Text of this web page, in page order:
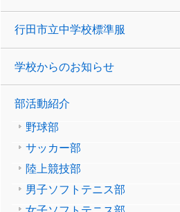
行田市立中学校標準服
学校からのお知らせ
部活動紹介
野球部
サッカー部
陸上競技部
男子ソフトテニス部